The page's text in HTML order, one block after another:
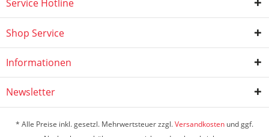
Service Hotline
Shop Service
Informationen
Newsletter
* Alle Preise inkl. gesetzl. Mehrwertsteuer zzgl.Versandkosten und ggf.